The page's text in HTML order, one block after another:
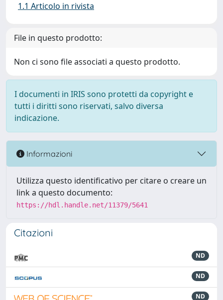
1.1 Articolo in rivista
File in questo prodotto:
Non ci sono file associati a questo prodotto.
I documenti in IRIS sono protetti da copyright e
tutti i diritti sono riservati, salvo diversa
indicazione.
Informazioni
Utilizza questo identificativo per citare o creare un
link a questo documento:
https://hdl.handle.net/11379/5641
Citazioni
ND
ND
ND